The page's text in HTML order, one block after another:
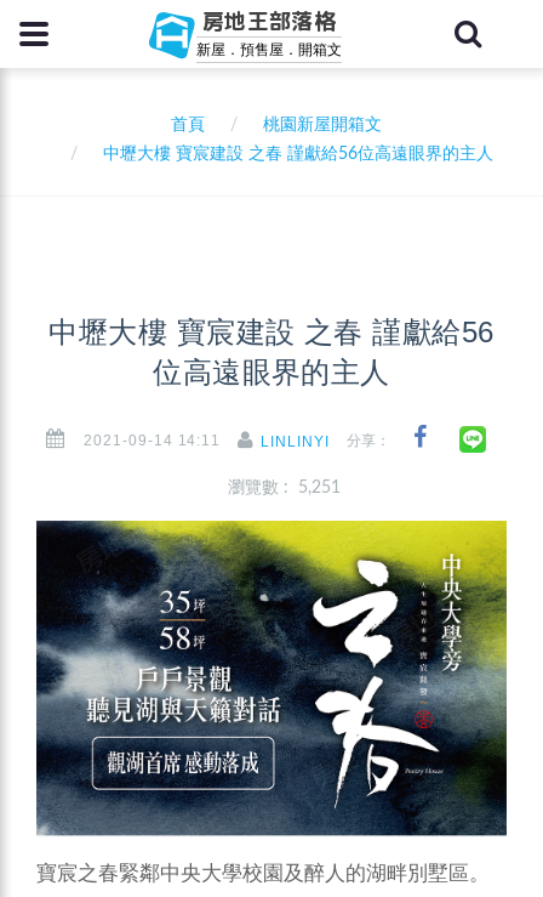
房地王部落格
新屋．預售屋．開箱文
首頁
桃園新屋開箱文
中壢大樓 寶宸建設 之春 謹獻給56位高遠眼界的主人
中壢大樓 寶宸建設 之春 謹獻給56
位高遠眼界的主人
2021-09-14 14:11 LINLINYI 分享：
瀏覽數 : 5,251
寶宸之春緊鄰中央大學校園及醉人的湖畔別墅區。